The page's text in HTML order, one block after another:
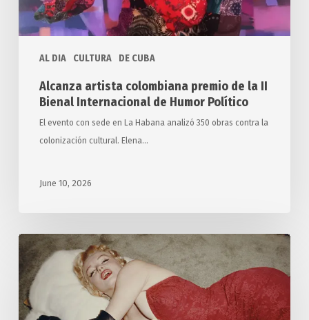
AL DIA CULTURA DE CUBA
Internacional
Político
Alcanza artista colombiana premio de la II
Bienal Internacional de Humor Político
El evento con sede en La Habana analizó 350 obras contra la
colonización cultural. Elena…
June 10, 2026
La
enigmática
muerte
de
Marilyn